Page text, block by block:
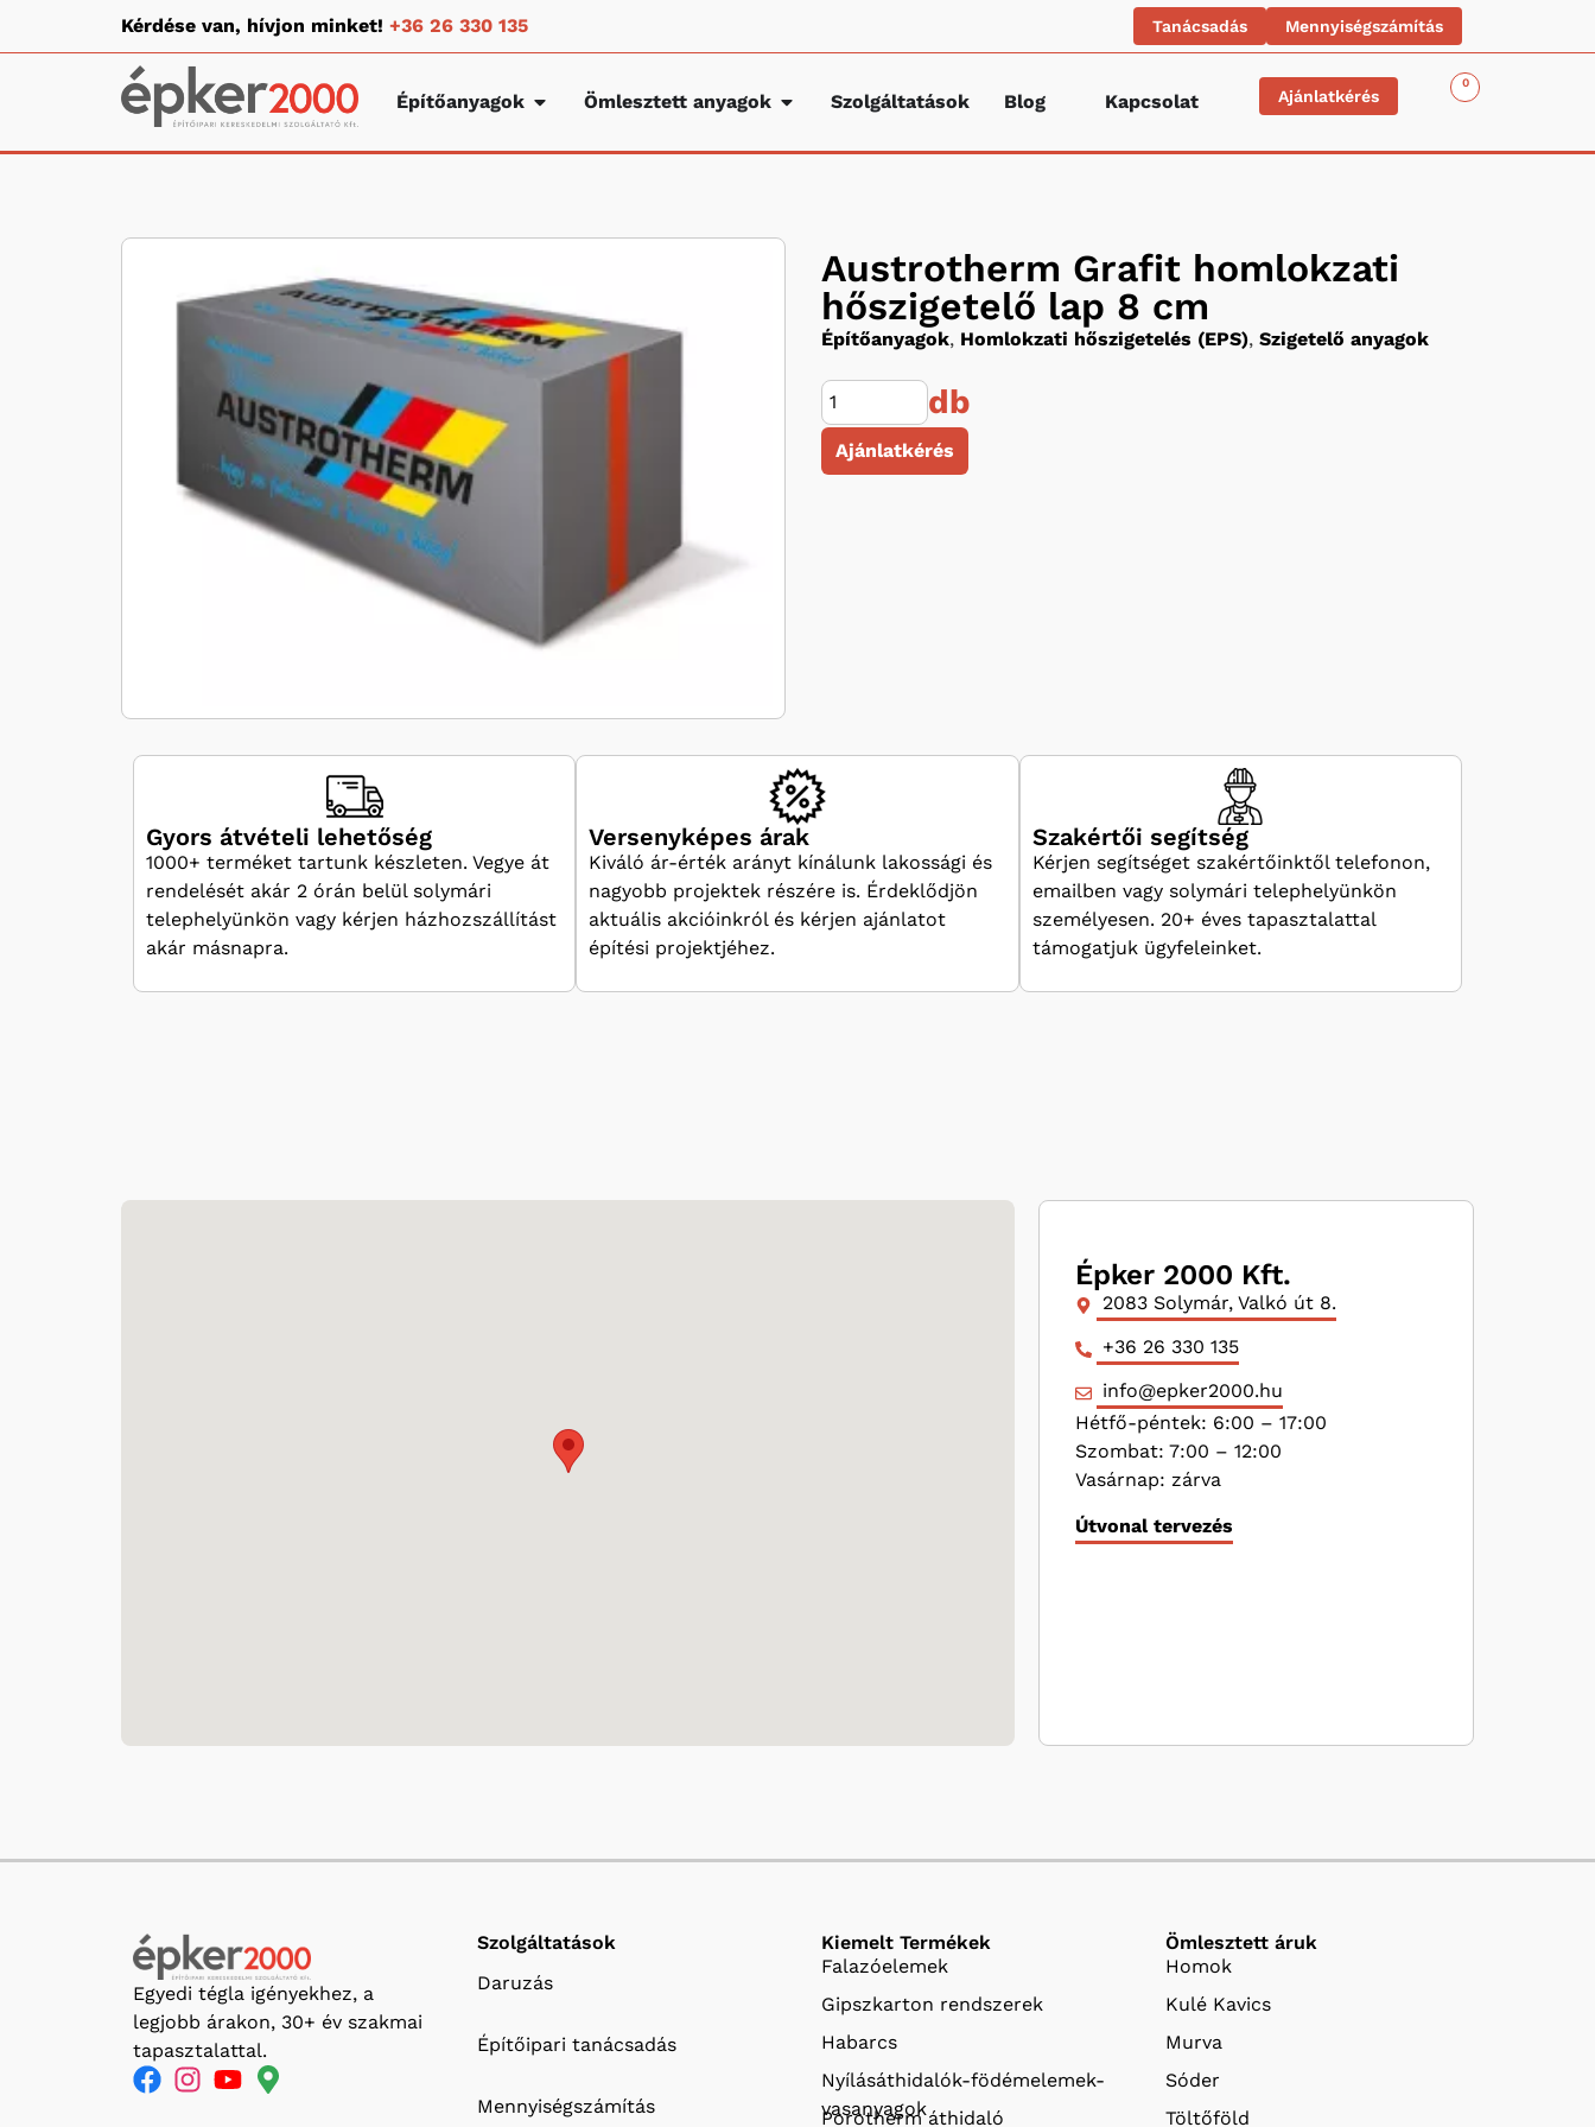
Kérdése van, hívjon minket! +36 26 330 135 Tanácsadás Mennyiségszámítás
Építőanyagok Ömlesztett anyagok Szolgáltatások Blog Kapcsolat Ajánlatkérés
0
Austrotherm Grafit homlokzati
hőszigetelő lap 8 cm
Építőanyagok, Homlokzati hőszigetelés (EPS), Szigetelő anyagok
db
Ajánlatkérés
Gyors átvételi lehetőség
1000+ terméket tartunk készleten. Vegye át
rendelését akár 2 órán belül solymári
telephelyünkön vagy kérjen házhozszállítást
akár másnapra.
Versenyképes árak
Kiváló ár-érték arányt kínálunk lakossági és
nagyobb projektek részére is. Érdeklődjön
aktuális akcióinkról és kérjen ajánlatot
építési projektjéhez.
Szakértői segítség
Kérjen segítséget szakértőinktől telefonon,
emailben vagy solymári telephelyünkön
személyesen. 20+ éves tapasztalattal
támogatjuk ügyfeleinket.
Épker 2000 Kft.
2083 Solymár, Valkó út 8.
+36 26 330 135
info@epker2000.hu
Hétfő-péntek: 6:00 – 17:00
Szombat: 7:00 – 12:00
Vasárnap: zárva
Útvonal tervezés
Egyedi tégla igényekhez, a
legjobb árakon, 30+ év szakmai
tapasztalattal.
Szolgáltatások
Daruzás
Építőipari tanácsadás
Mennyiségszámítás
Kiemelt Termékek
Falazóelemek
Gipszkarton rendszerek
Habarcs
Nyílásáthidalók-födémelemek-
vasanyagok
Porotherm áthidaló
Ömlesztett áruk
Homok
Kulé Kavics
Murva
Sóder
Töltőföld